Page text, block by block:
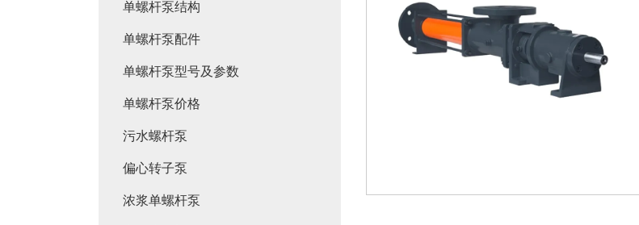
单螺杆泵结构
单螺杆泵配件
单螺杆泵型号及参数
单螺杆泵价格
污水螺杆泵
偏心转子泵
浓浆单螺杆泵